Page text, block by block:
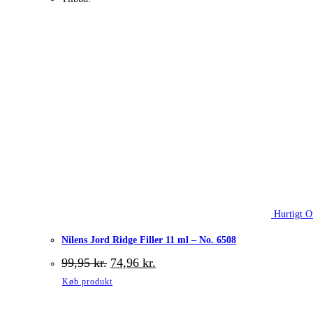
Hurtigt
Nilens Jord Ridge Filler 11 ml – No. 6508
99,95kr. Den
oprindelige
pris
74,96 kr.
Køb produkt